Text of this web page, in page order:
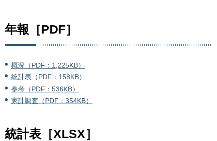
年報［PDF］
概況（PDF：1,225KB）
統計表（PDF：158KB）
参考（PDF：536KB）
家計調査（PDF：354KB）
統計表［XLSX］